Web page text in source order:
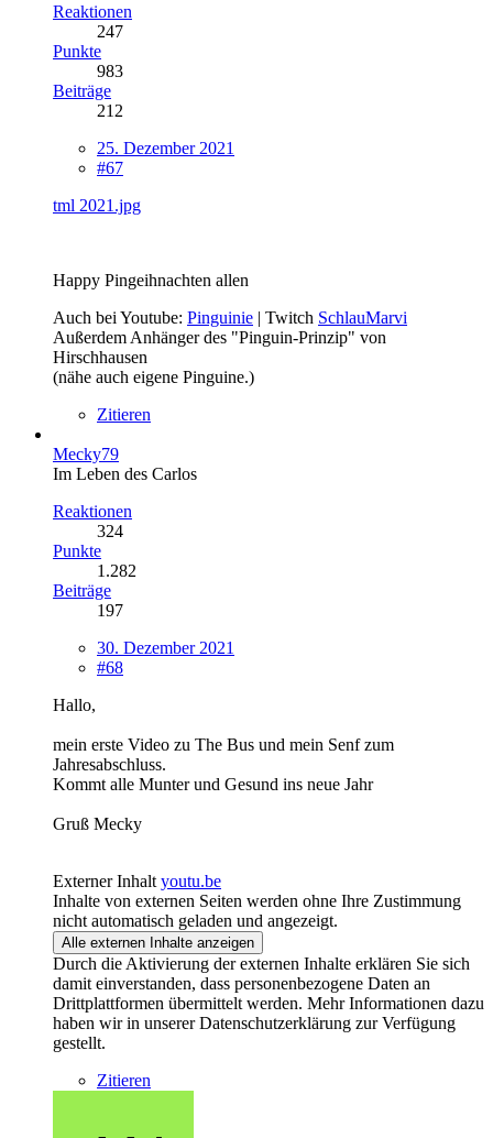
Reaktionen
247
Punkte
983
Beiträge
212
25. Dezember 2021
#67
tml 2021.jpg
Happy Pingeihnachten allen
Auch bei Youtube: Pinguinie | Twitch SchlauMarvi
Außerdem Anhänger des "Pinguin-Prinzip" von
Hirschhausen
(nähe auch eigene Pinguine.)
Zitieren
Mecky79
Im Leben des Carlos
Reaktionen
324
Punkte
1.282
Beiträge
197
30. Dezember 2021
#68
Hallo,
mein erste Video zu The Bus und mein Senf zum
Jahresabschluss.
Kommt alle Munter und Gesund ins neue Jahr
Gruß Mecky
Externer Inhalt youtu.be
Inhalte von externen Seiten werden ohne Ihre Zustimmung
nicht automatisch geladen und angezeigt.
Alle externen Inhalte anzeigen
Durch die Aktivierung der externen Inhalte erklären Sie sich
damit einverstanden, dass personenbezogene Daten an
Drittplattformen übermittelt werden. Mehr Informationen dazu
haben wir in unserer Datenschutzerklärung zur Verfügung
gestellt.
Zitieren